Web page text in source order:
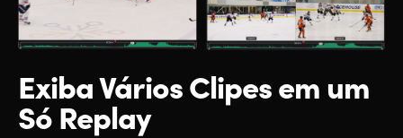
Exiba Vários Clipesem um
Só Replay